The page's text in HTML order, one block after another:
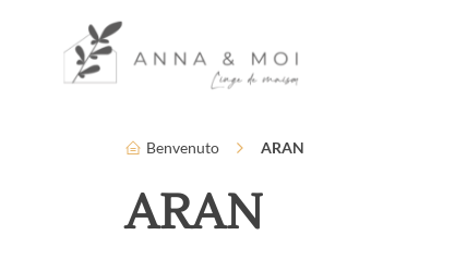
Parametri di accessibilità
Benvenuto ARAN
ARAN